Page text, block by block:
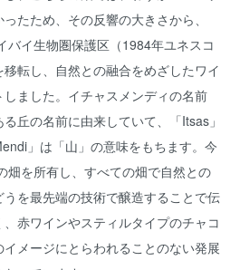
たため、その反響の大きさから、
バイ生物圏保護区（1984年ユネスコ
転し、自然との融合をめざしたワイ
ました。イチャスメンディの名前
丘の名前に由来していて、「Itsas」
」は「山」の意味をもちます。今
畑を所有し、すべての畑で自然との
を最先端の技術で醸造することで伝
赤ワインやスティルタイプのチャコ
メージにとらわれることのない発展